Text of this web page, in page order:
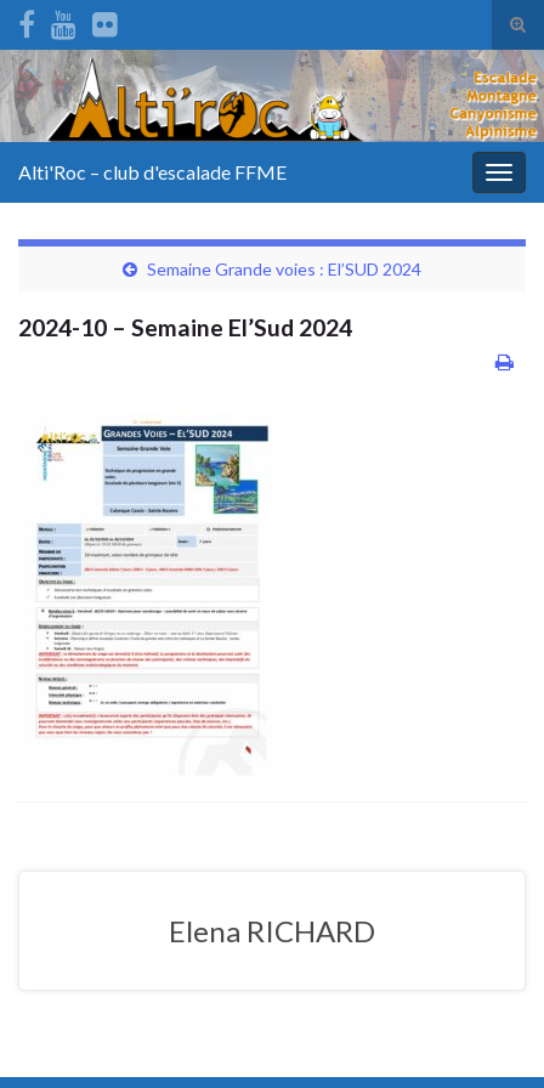
Alti'Roc – club d'escalade FFME
Semaine Grande voies : El’SUD 2024
2024-10 – Semaine El’Sud 2024
Elena RICHARD